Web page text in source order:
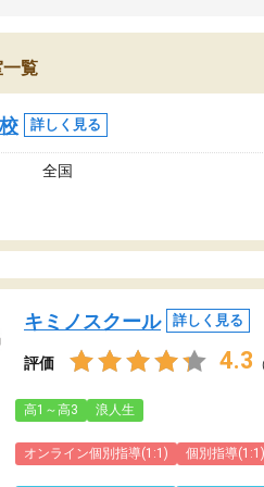
ルを使用した単語帳の共有があ
らで出される形でした。
師の方がお辞めになると言う事で
出があり、あまりに短期での変
塾に通う事にして退会しました。
、授業内容や講師の方は良かっ
ま
覧
詳しく見る
全国
キミノスクール 詳しく見る
評価 4.3
高1～高3 浪人生
オンライン個別指導(1:1) 個別指導(1:1)